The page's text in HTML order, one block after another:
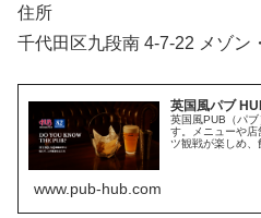
住所
千代田区九段南 4-7-22 メゾン
英国風パブ
英国風PUB（パ
す。メニューや
ツ観戦が楽しめ、
www.pub-hub.com